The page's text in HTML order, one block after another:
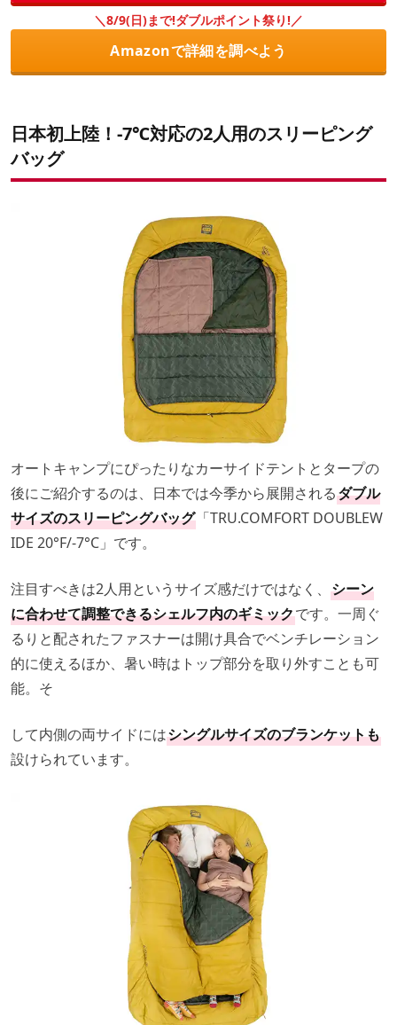
＼8/9(日)まで!ダブルポイント祭り!／
Amazonで詳細を調べよう
日本初上陸！-7℃対応の2人用のスリーピング
バッグ
オートキャンプにぴったりなカーサイドテントとタープの
後にご紹介するのは、日本では今季から展開されるダブル
サイズのスリーピングバッグ 「TRU.COMFORT DOUBLEW
IDE 20°F/-7°C」です。
注目すべきは2人用というサイズ感だけではなく、 シーン
に合わせて調整できるシェルフ内のギミックです。一周ぐ
るりと配されたファスナーは開け具合でベンチレーション
的に使えるほか、暑い時はトップ部分を取り外すことも可
能。そ
して内側の両サイドにはシングルサイズのブランケットも
設けられています。